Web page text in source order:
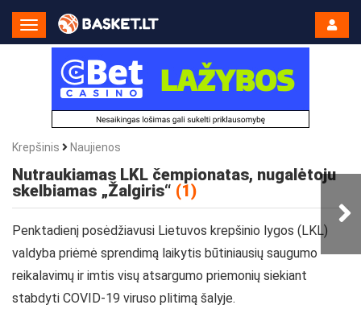
Toggle
Navigation
Krepšinis Naujienos
Nutraukiamas LKL čempionatas, nugalėtoju
skelbiamas „Žalgiris“ (1)
Penktadienį posėdžiavusi Lietuvos krepšinio lygos (LKL)
valdyba priėmė sprendimą laikytis būtiniausių saugumo
reikalavimų ir imtis visų atsargumo priemonių siekiant
stabdyti COVID-19 viruso plitimą šalyje.